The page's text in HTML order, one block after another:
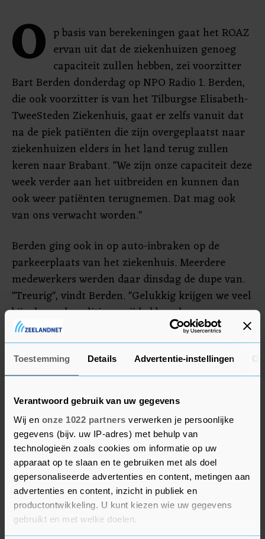
Toestemming Details Advertentie-instellingen
Verantwoord gebruik van uw gegevens
Wij en onze 1022 partners verwerken je persoonlijke
gegevens (bijv. uw IP-adres) met behulp van
technologieën zoals cookies om informatie op uw
apparaat op te slaan en te gebruiken met als doel
gepersonaliseerde advertenties en content, metingen aan
advertenties en content, inzicht in publiek en
productontwikkeling. U kunt kiezen wie uw gegevens
gebruikt en met welke doelen.
O p basis van berekeningen gaat het ROAZ
ervan uit dat de ziekenhuizen genoeg
capaciteit zullen hebben, zei voorzitter
Bart Berden donderdag op NPO Radio 1. Berden,
die ook voorzitter is van het Tilburgse Elisabeth-
TweeSteden Ziekenhuis, gaat er zelfs vanuit dat
na de piek patiënten die zijn overgeplaatst naar
ziekenhuizen elders in het land terug zullen
keren naar Brabant. "We zijn onze capaciteit deze
week verder aan het uitbreiden en kunnen dan
ook weer patiënten terugnemen. Dat mag ook
van ons verwacht worden."
Berden ging ook in op auto-inbraken op de
parkeerplaats van het ziekenhuis. Meerdere
medewerkers werden daar dinsdag de dupe van.
"Treurig", vindt Berden. "Gelukkig krijgen we veel
bijval van de politie en zij hebben de
camerabeelden." Het personeel kreeg woensdag
een hart onder de riem gestoken door koningin
Maxima, die via een videoverbinding met het
ziekenhuis belde.